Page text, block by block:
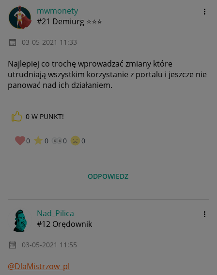
mwmonety
#21 Demiurg ⭐⭐⭐
‎03-05-2021 11:33
Najlepiej co trochę wprowadzać zmiany które
utrudniają wszystkim korzystanie z portalu i jeszcze nie
panować nad ich działaniem.
0 W PUNKT!
0 0 0 0
ODPOWIEDZ
Nad_Pilica
#12 Orędownik
‎03-05-2021 11:55
@DlaMistrzow_pl